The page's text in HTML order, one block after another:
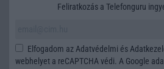
Feliratkozás a Telefonguru
Elfogadom az Adatvédelmi és
webhelyet a reCAPTCHA védi. A Google